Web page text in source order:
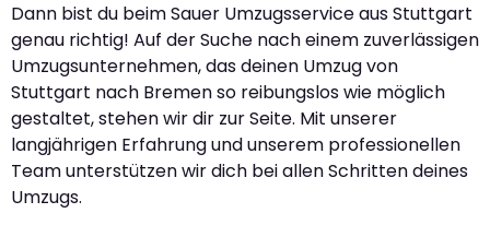
Dann bist du beim Sauer Umzugsservice aus Stuttgart
genau richtig! Auf der Suche nach einem zuverlässigen
Umzugsunternehmen, das deinen Umzug von
Stuttgart nach Bremen so reibungslos wie möglich
gestaltet, stehen wir dir zur Seite. Mit unserer
langjährigen Erfahrung und unserem professionellen
Team unterstützen wir dich bei allen Schritten deines
Umzugs.